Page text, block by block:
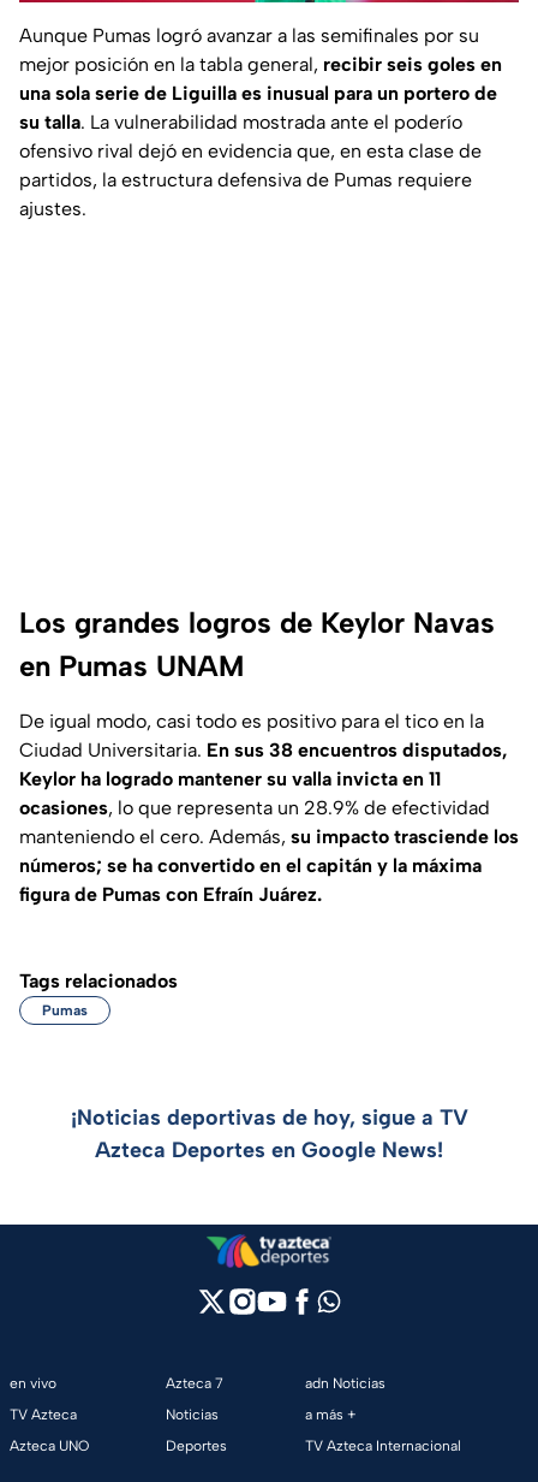
Aunque Pumas logró avanzar a las semifinales por su
mejor posición en la tabla general, recibir seis goles en
una sola serie de Liguilla es inusual para un portero de
su talla. La vulnerabilidad mostrada ante el poderío
ofensivo rival dejó en evidencia que, en esta clase de
partidos, la estructura defensiva de Pumas requiere
ajustes.
Los grandes logros de Keylor Navas
en Pumas UNAM
De igual modo, casi todo es positivo para el tico en la
Ciudad Universitaria. En sus 38 encuentros disputados,
Keylor ha logrado mantener su valla invicta en 11
ocasiones, lo que representa un 28.9% de efectividad
manteniendo el cero. Además, su impacto trasciende los
números; se ha convertido en el capitán y la máxima
figura de Pumas con Efraín Juárez.
Tags relacionados
Pumas
¡Noticias deportivas de hoy, sigue a TV
Azteca Deportes en Google News!
en vivo
TV Azteca
Azteca UNO
Azteca 7
Noticias
Deportes
adn Noticias
a más +
TV Azteca Internacional